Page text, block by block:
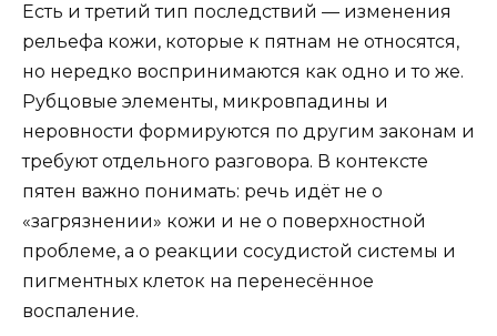
Есть и третий тип последствий — изменения
рельефа кожи, которые к пятнам не относятся,
но нередко воспринимаются как одно и то же.
Рубцовые элементы, микровпадины и
неровности формируются по другим законам и
требуют отдельного разговора. В контексте
пятен важно понимать: речь идёт не о
«загрязнении» кожи и не о поверхностной
проблеме, а о реакции сосудистой системы и
пигментных клеток на перенесённое
воспаление.